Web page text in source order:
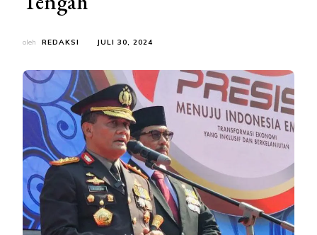
oleh REDAKSI JULI 30, 2024